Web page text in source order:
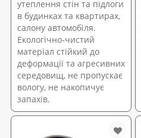
утеплення стін та підлоги
в будинках та квартирах,
салону автомобіля.
Екологічно-чистий
матеріал стійкий до
деформації та агресивних
середовищ, не пропускає
вологу, не накопичує
запахів.